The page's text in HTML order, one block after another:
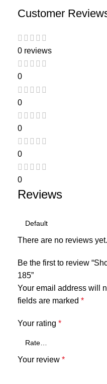
Customer
0 reviews
0
0
0
0
0
Reviews
There are no reviews yet.
Be the first to review
185”
Your email address will
fields are marked *
Your rating *
Your review *